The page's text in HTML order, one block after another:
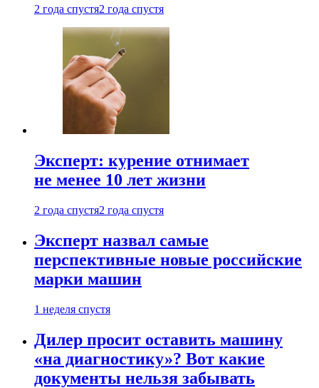
2 года спустя2 года спустя
Эксперт: курение отнимает
не менее 10 лет жизни
2 года спустя2 года спустя
Эксперт назвал самые
перспективные новые российские
марки машин
1 неделя спустя
Дилер просит оставить машину
«на диагностику»? Вот какие
документы нельзя забывать